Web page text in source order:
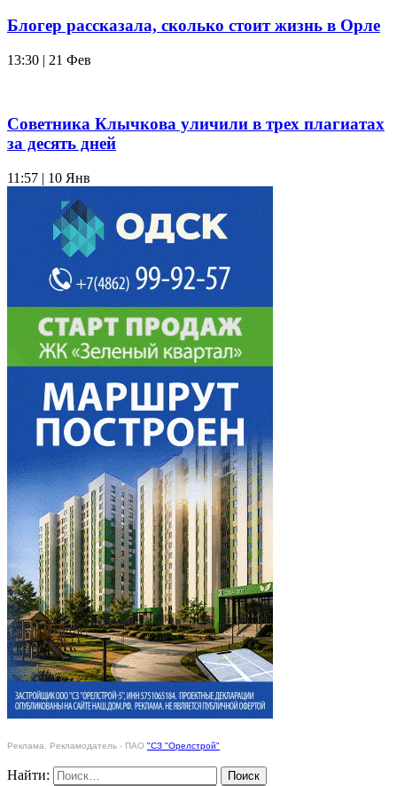
Блогер рассказала, сколько стоит жизнь в Орле
13:30 | 21 Фев
Советника Клычкова уличили в трех плагиатах
за десять дней
11:57 | 10 Янв
Реклама. Рекламодатель - ПАО "СЗ "Орелстрой"
Найти: